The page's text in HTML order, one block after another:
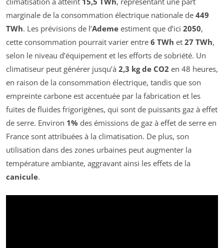
marginale de la consommation électrique nationale de 449
TWh. Les prévisions de l’Ademe estiment que d’ici 2050,
cette consommation pourrait varier entre 6 TWh et 27 TWh,
selon le niveau d’équipement et les efforts de sobriété. Un
climatiseur peut générer jusqu’à 2,3 kg de CO2 en 48 heures,
en raison de la consommation électrique, tandis que son
empreinte carbone est accentuée par la fabrication et les
fuites de fluides frigorigènes, qui sont de puissants gaz à effet
de serre. Environ 1% des émissions de gaz à effet de serre en
France sont attribuées à la climatisation. De plus, son
utilisation dans des zones urbaines peut augmenter la
température ambiante, aggravant ainsi les effets de la
canicule.